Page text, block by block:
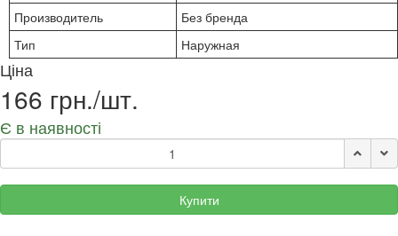
Производитель
Без бренда
Тип
Наружная
Ціна
166 грн./шт.
Є в наявності
Купити